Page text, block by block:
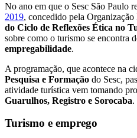
No ano em que o Sesc São Paulo
2019, concedido pela
do Ciclo de Reflexões Ética no
sobre como o turismo se encontra
empregabilidade.
A programação, que acontece na
Pesquisa e Formação do Sesc,
atividade turística vem tomando
Guarulhos, Registro e Sorocaba.
Turismo e emprego